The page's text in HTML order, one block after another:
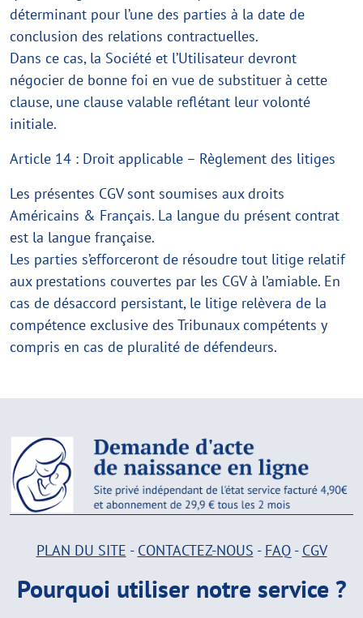
déterminant pour l’une des parties à la date de
conclusion des relations contractuelles.
Dans ce cas, la Société et l’Utilisateur devront
négocier de bonne foi en vue de substituer à cette
clause, une clause valable reflétant leur volonté
initiale.
Article 14 : Droit applicable – Règlement des litiges
Les présentes CGV sont soumises aux droits
Américains & Français. La langue du présent contrat
est la langue française.
Les parties s’efforceront de résoudre tout litige relatif
aux prestations couvertes par les CGV à l’amiable. En
cas de désaccord persistant, le litige relèvera de la
compétence exclusive des Tribunaux compétents y
compris en cas de pluralité de défendeurs.
PLAN DU SITE - CONTACTEZ-NOUS - FAQ- CGV
Pourquoi utiliser notre service ?